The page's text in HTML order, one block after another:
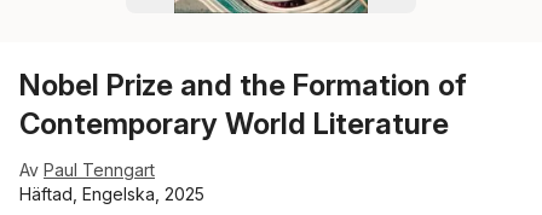
Nobel Prize and the Formation of
Contemporary World Literature
Av Paul Tenngart
Häftad, Engelska, 2025